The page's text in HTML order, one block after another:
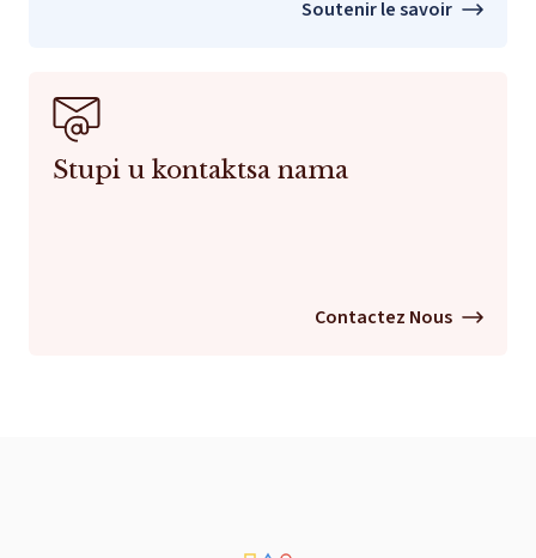
Soutenir le savoir
Stupi u kontaktsa nama
Contactez Nous